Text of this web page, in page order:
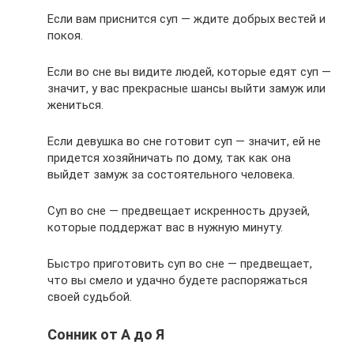
Если вам приснится суп — ждите добрых вестей и
покоя.
Если во сне вы видите людей, которые едят суп —
значит, у вас прекрасные шансы выйти замуж или
жениться.
Если девушка во сне готовит суп — значит, ей не
придется хозяйничать по дому, так как она
выйдет замуж за состоятельного человека.
Суп во сне — предвещает искренность друзей,
которые поддержат вас в нужную минуту.
Быстро приготовить суп во сне — предвещает,
что вы смело и удачно будете распоряжаться
своей судьбой.
Сонник от А до Я